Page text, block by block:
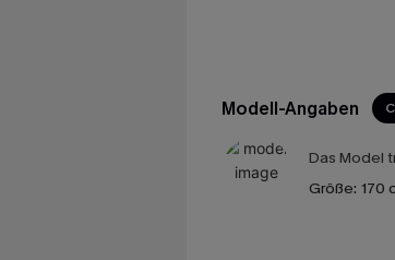
Modell-Angaben
Das Model
Größe: 170